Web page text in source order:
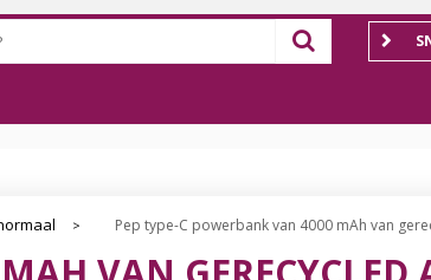
> Pep type-C powerbank van 4000 mAh van